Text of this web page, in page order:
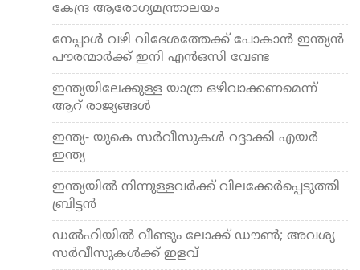
കേന്ദ്ര ആരോഗ്യമന്ത്രാലയം
നേപ്പാള്‍ വഴി വിദേശത്തേക്ക് പോകാന്‍ ഇന്ത്യന്‍
പൗരന്മാര്‍ക്ക് ഇനി എന്‍ഒസി വേണ്ട
ഇന്ത്യയിലേക്കുള്ള യാത്ര ഒഴിവാക്കണമെന്ന്
ആറ് രാജ്യങ്ങള്‍
ഇന്ത്യ- യുകെ സര്‍വീസുകള്‍ റദ്ദാക്കി എയര്‍
ഇന്ത്യ
ഇന്ത്യയില്‍ നിന്നുള്ളവര്‍ക്ക് വിലക്കേര്‍പ്പെടുത്തി
ബ്രിട്ടന്‍
ഡല്‍ഹിയില്‍ വീണ്ടും ലോക്ക് ഡൗണ്‍; അവശ്യ
സര്‍വീസുകള്‍ക്ക് ഇളവ്